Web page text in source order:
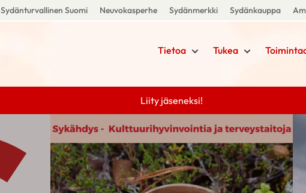
Sydänturvallinen Suomi Neuvokasperhe Sydänmerkki Sydänkauppa
Tietoa Tukea
Liity jäseneksi!